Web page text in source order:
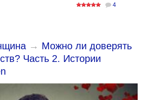
4
→ Можно ли доверять
Часть 2. Истории